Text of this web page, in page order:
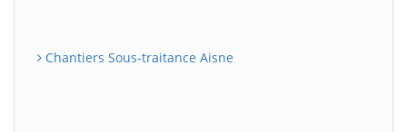
Chantiers Sous-traitance Aisne